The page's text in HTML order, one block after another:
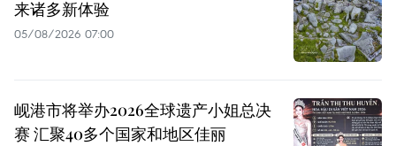
来诸多新体验
05/08/2026 07:00
岘港市将举办2026全球遗产小姐总决
赛 汇聚40多个国家和地区佳丽